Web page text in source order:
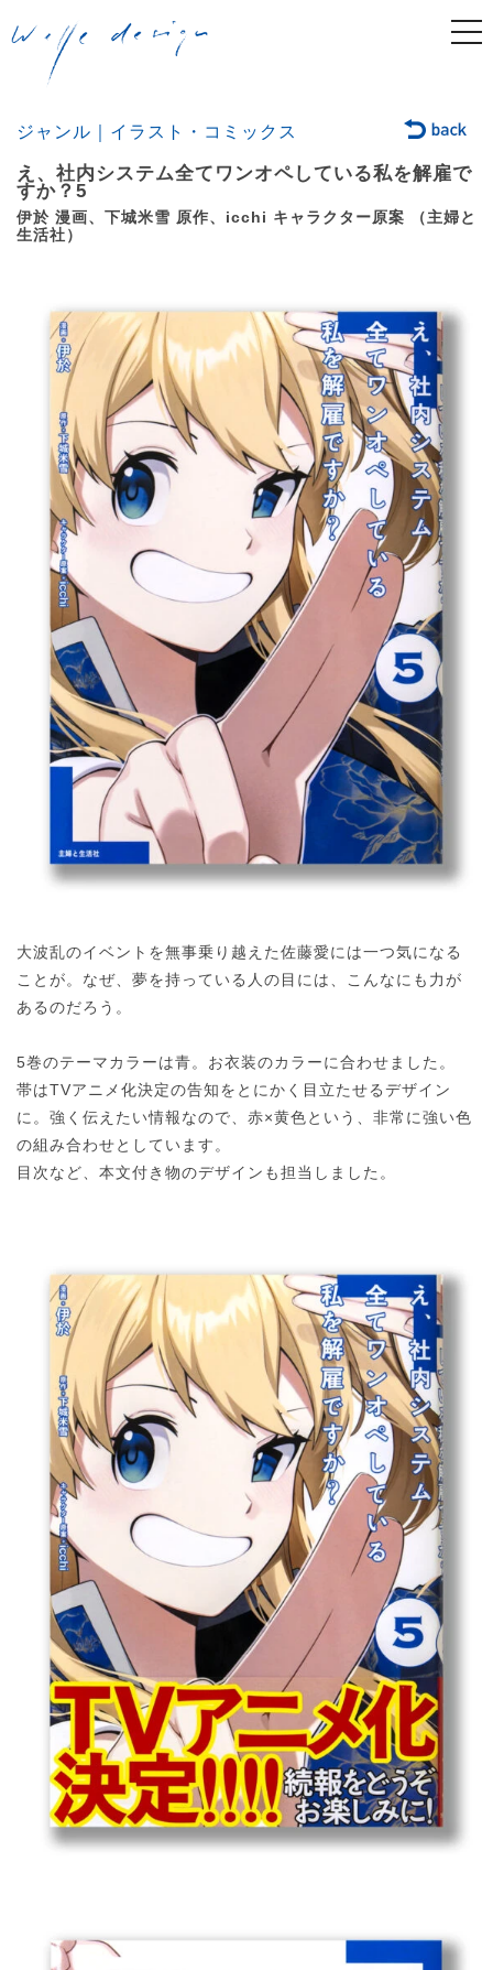
ジャンル｜イラスト・コミックス
え、社内システム全てワンオペしている私を解雇で
すか？5
伊於 漫画、下城米雪 原作、icchi キャラクター原案 （主婦と
生活社）
大波乱のイベントを無事乗り越えた佐藤愛には一つ気になる
ことが。なぜ、夢を持っている人の目には、こんなにも力が
あるのだろう。
5巻のテーマカラーは青。お衣装のカラーに合わせました。
帯はTVアニメ化決定の告知をとにかく目立たせるデザイン
に。強く伝えたい情報なので、赤×黄色という、非常に強い色
の組み合わせとしています。
目次など、本文付き物のデザインも担当しました。